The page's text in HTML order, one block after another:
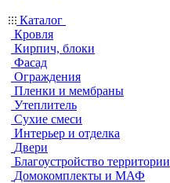
Каталог
Кровля
Кирпич, блоки
Фасад
Ограждения
Пленки и мембраны
Утеплитель
Сухие смеси
Интерьер и отделка
Двери
Благоустройство территории
Домокомплекты и МАФ